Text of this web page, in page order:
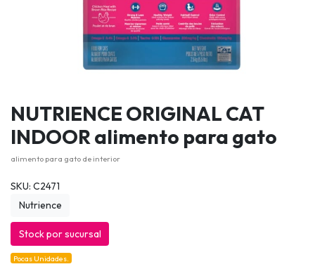
NUTRIENCE ORIGINAL CAT
INDOOR alimento para gato
alimento para gato de interior
SKU: C2471
Nutrience
Stock por sucursal
Pocas Unidades.